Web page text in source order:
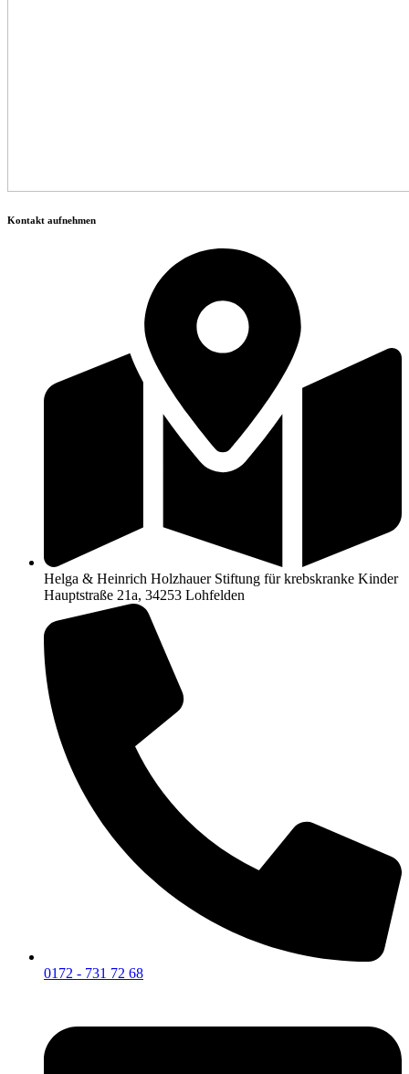
Kontakt aufnehmen
Helga & Heinrich Holzhauer Stiftung für krebskranke Kinder
Hauptstraße 21a, 34253 Lohfelden
0172 - 731 72 68